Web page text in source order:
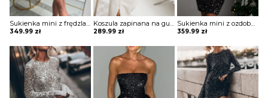
Sukienka mini z frędzlami na spódnicy Potita
349.99 zł
Koszula zapinana na guziki z koronką Sae
289.99 zł
Sukienka mini z ozdobnymi pagonami Rosia
359.99 zł